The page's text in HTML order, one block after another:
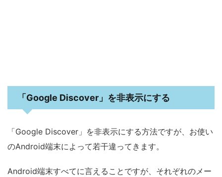
「Google Discover」を非表示にする
「Google Discover」を非表示にする方法ですが、お使い
のAndroid端末によって若干違ってきます。
Android端末すべてに言えることですが、それぞれのメー